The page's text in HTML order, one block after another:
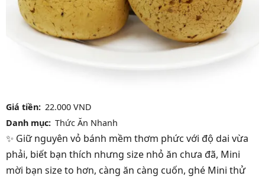
Giá tiền 22.000 VND
Danh mục Thức Ăn Nhanh
✨ Giữ nguyên vỏ bánh mềm thơm phức với độ dai vừa
phải, biết bạn thích nhưng size nhỏ ăn chưa đã, Mini
mời bạn size to hơn, càng ăn càng cuốn, ghé Mini thử